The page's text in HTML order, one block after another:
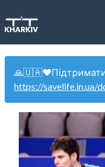
🙏🇺🇦❤️Підтримати
https://savelife.in.ua/